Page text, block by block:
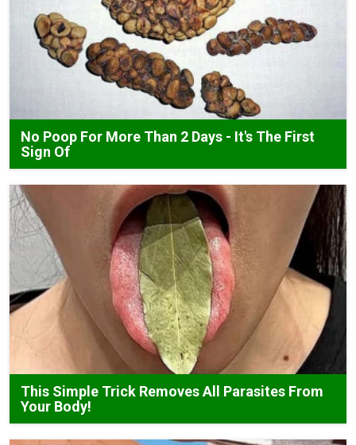
No Poop For More Than 2 Days - It's The First
Sign Of
This Simple Trick Removes All Parasites From
Your Body!